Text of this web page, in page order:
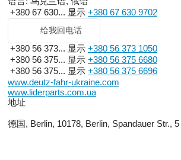
Standard specs
Homologation for EEC market (MR)
Speed limit sign
Warning plates
Transmission designed for 50 Km/h, limited
to 40 km/h at super-economy engine speed
Powershuttle
Continuously Variable Transmission. 3
driving strategies (AUTO / MANUAL / PTO).
Cruise control. Automatic management of
Normal and Heavy Duty ranges. "PowerZero"
Front and rear fixed rims
+380 67 630... 显示 +380 67 630 9702
给我回电话
+380 56 373... 显示 +380 56 373 1050
+380 56 375... 显示 +380 56 375 6680
+380 56 375... 显示 +380 56 375 6696
www.deutz-fahr-ukraine.com
www.liderparts.com.ua
地址
德国, Berlin, 10178, Berlin, Spandauer Str., 5